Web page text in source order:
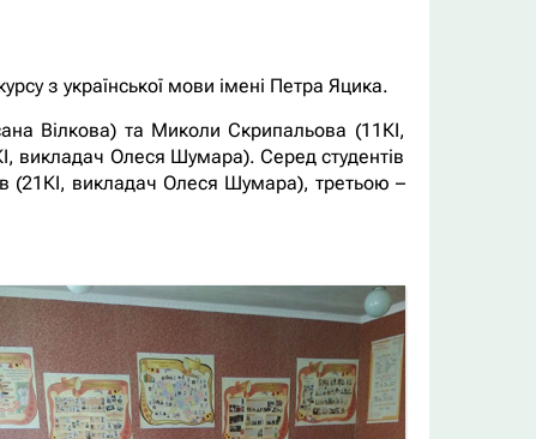
з української мови імені Петра Яцика.
Вілкова) та Миколи Скрипальова (11КІ,
викладач Олеся Шумара). Серед студентів
(21КІ, викладач Олеся Шумара), третьою –